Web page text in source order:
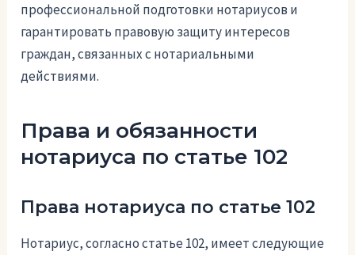
профессиональной подготовки нотариусов и
гарантировать правовую защиту интересов
граждан, связанных с нотариальными
действиями.
Права и обязанности
нотариуса по статье 102
Права нотариуса по статье 102
Нотариус, согласно статье 102, имеет следующие